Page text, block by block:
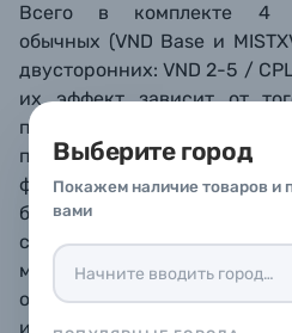
Выберите город
Покажем наличие товаров и
вами
Всего в комплекте 4
обычных (VND Base и
двусторонних:VND 2-5 /
их эффект зависит от
поставите их в крепление.
просветляющему
фильтра практически
блики или ореолы,
света между
можете
одновременно.
исключается эффект